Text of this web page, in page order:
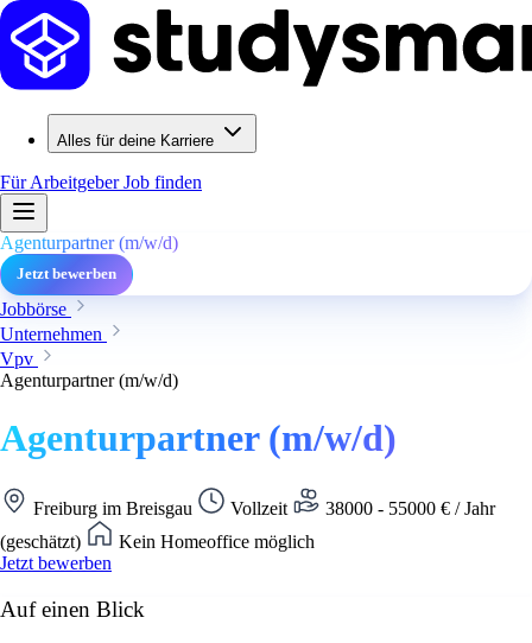
Alles für deine Karriere
Für ArbeitgeberJob finden
Agenturpartner (m/w/d)
Jetzt bewerben
Jobbörse
Unternehmen
Vpv
Agenturpartner (m/w/d)
Agenturpartner (m/w/d)
Freiburg im Breisgau Vollzeit
38000 - 55000 € / Jahr
(geschätzt)
Kein Homeoffice möglich
Jetzt bewerben
Auf einen Blick